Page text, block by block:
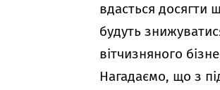
вдасться досягти
будуть
вітчизняного
Нагадаємо, що з